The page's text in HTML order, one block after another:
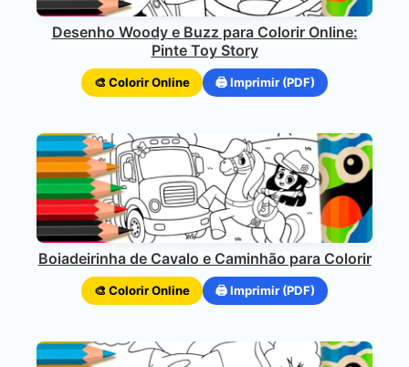
Desenho Woody e Buzz para Colorir Online:
Pinte Toy Story
🎨 Colorir Online 🖨️ Imprimir (PDF)
Boiadeirinha de Cavalo e Caminhão para Colorir
🎨 Colorir Online 🖨️ Imprimir (PDF)